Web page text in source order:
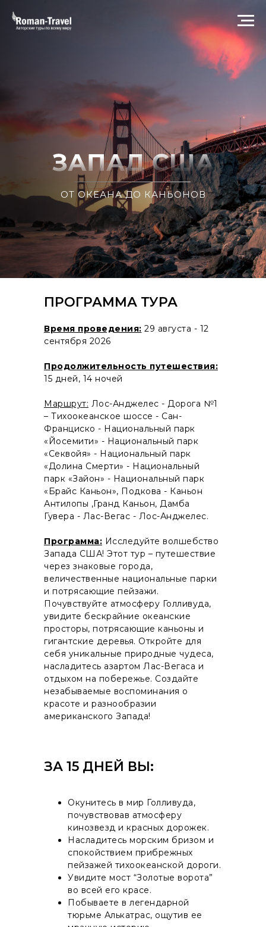
ОТ ОКЕАНА ДО КАНЬОНОВ
ПРОГРАММА ТУРА
Время проведения: 29 августа - 12
сентября 2026
Продолжительность путешествия:
15 дней, 14 ночей
Маршрут: Лос-Анджелес - Дорога №1
– Тихоокеанское шоссе - Сан-
Франциско - Национальный парк
«Йосемити» - Национальный парк
«Секвойя» - Национальный парк
«Долина Смерти» - Национальный
парк «Зайон» - Национальный парк
«Брайс Каньон», Подкова - Каньон
Антилопы ,Гранд Каньон, Дамба
Гувера - Лас-Вегас - Лос-Анджелес.
Программа: Исследуйте волшебство
Запада США! Этот тур – путешествие
через знаковые города,
величественные национальные парки
и потрясающие пейзажи.
Почувствуйте атмосферу Голливуда,
увидите бескрайние океанские
просторы, потрясающие каньоны и
гигантские деревья. Откройте для
себя уникальные природные чудеса,
насладитесь азартом Лас-Вегаса и
отдыхом на побережье. Создайте
незабываемые воспоминания о
красоте и разнообразии
американского Запада!
Окунитесь в мир Голливуда,
почувствовав атмосферу
кинозвезд и красных дорожек.
Насладитесь морским бризом и
спокойствием прибрежных
пейзажей тихоокеанской дороги.
Увидите мост “Золотые ворота”
во всей его красе.
Побываете в легендарной
тюрьме Алькатрас, ощутив ее
ЗА 15 ДНЕЙ ВЫ: